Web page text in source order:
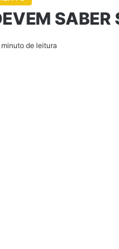
SABER
minuto de leitura